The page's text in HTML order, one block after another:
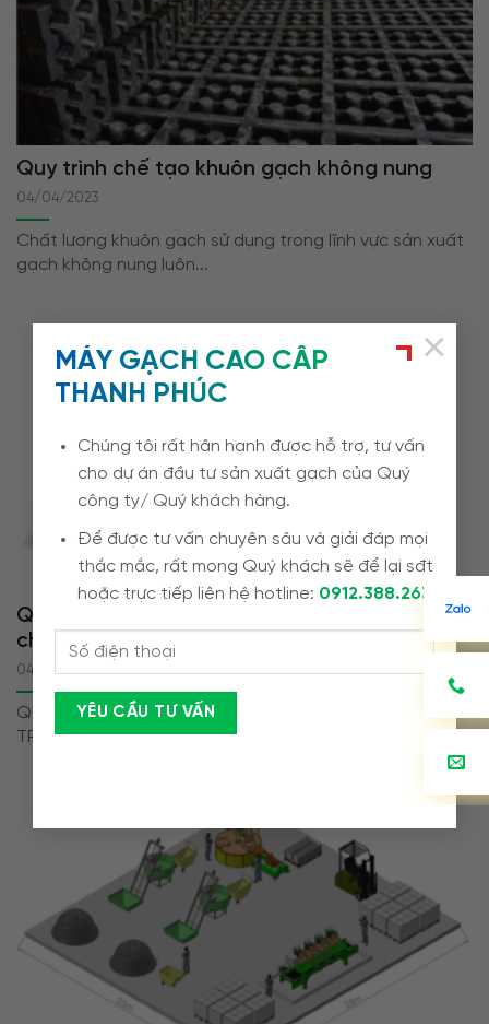
MÁY GẠCH CAO CẤP
THANH PHÚC
Chúng tôi rất hân hạnh được hỗ trợ, tư vấn
cho dự án đầu tư sản xuất gạch của Quý
công ty/ Quý khách hàng.
Để được tư vấn chuyên sâu và giải đáp mọi
thắc mắc, rất mong Quý khách sẽ để lại sđt
hoặc trực tiếp liên hệ hotline: 0912.388.263
×
Quy trình chế tạo khuôn gạch không nung
04/04/2023
Chất lượng khuôn gạch sử dụng trong lĩnh vực sản xuất
gạch không nung luôn...
Quy trình sản xuất gạch không nung trên dây
chuyền Pegasus TP88
04/04/2023
QUY TRÌNH DÂY CHUYỀN SẢN XUẤT GẠCH KHÔNG NUNG
TP88 Dây chuyền sản xuất gạch...